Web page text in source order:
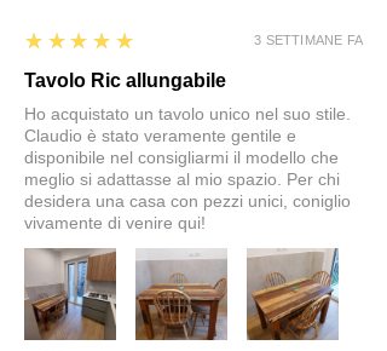
5
★★★★★
Tavolo Ric allungabile
Ho acquistato un tavolo unico nel suo stile.
Claudio è stato veramente gentile e
disponibile nel consigliarmi il modello che
meglio si adattasse al mio spazio. Per chi
desidera una casa con pezzi unici, coniglio
vivamente di venire qui!
3 SETTIMANE FA